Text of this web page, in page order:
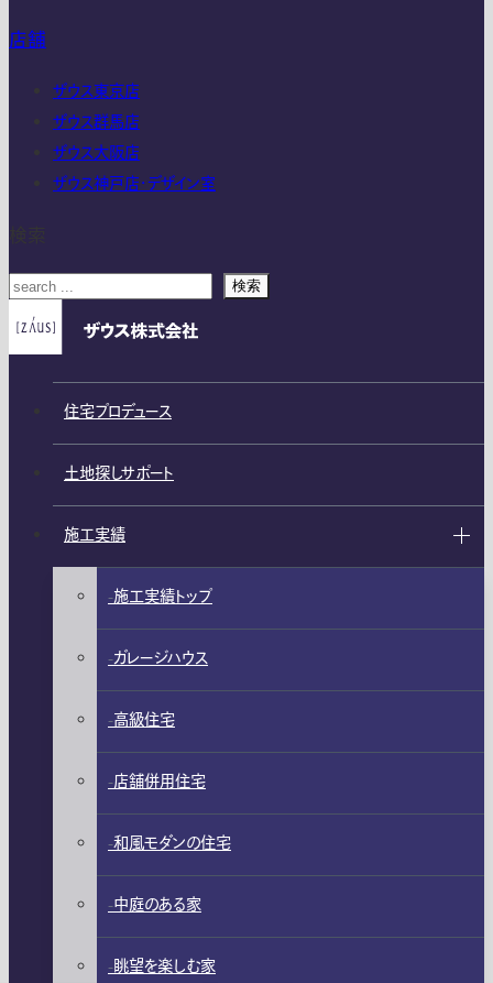
店舗
ザウス東京店
ザウス群馬店
ザウス大阪店
ザウス神戸店・デザイン室
検索
住宅プロデュース
土地探しサポート
施工実績
施工実績トップ
ガレージハウス
高級住宅
店舗併用住宅
和風モダンの住宅
中庭のある家
眺望を楽しむ家